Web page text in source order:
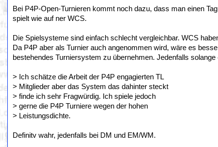
Bei P4P-Open-Turnieren kommt noch dazu, dass man einen
spielt wie auf ner WCS.
Die Spielsysteme sind einfach schlecht vergleichbar. WCS
Da P4P aber als Turnier auch angenommen wird, wäre es
bestehendes Turniersystem zu übernehmen. Jedenfalls
> Ich schätze die Arbeit der P4P engagierten TL
> Mitglieder aber das System das dahinter steckt
> finde ich sehr Fragwürdig. Ich spiele jedoch
> gerne die P4P Turniere wegen der hohen
> Leistungsdichte.
Definitv wahr, jedenfalls bei DM und EM/WM.